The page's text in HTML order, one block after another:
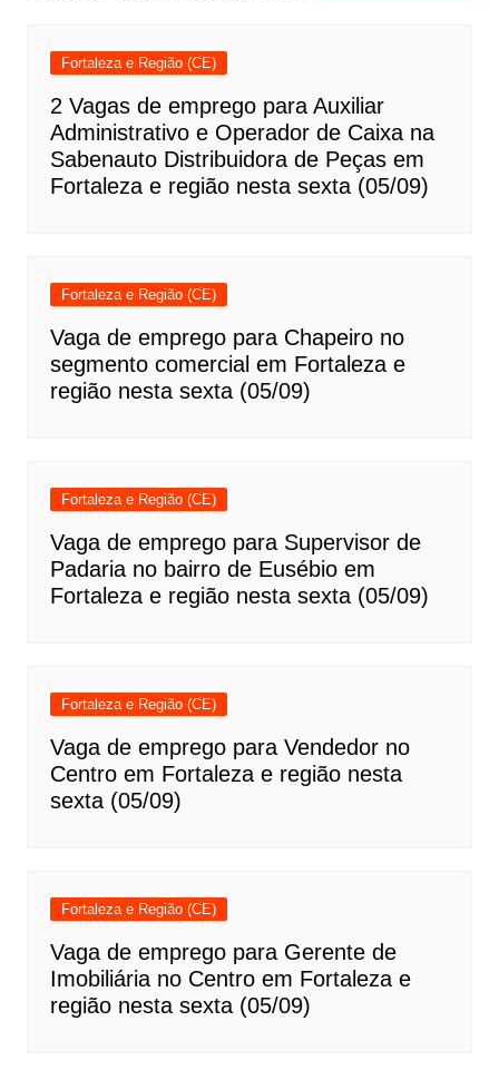
Fortaleza e Região (CE)
2 Vagas de emprego para Auxiliar
Administrativo e Operador de Caixa na
Sabenauto Distribuidora de Peças em
Fortaleza e região nesta sexta (05/09)
Fortaleza e Região (CE)
Vaga de emprego para Chapeiro no
segmento comercial em Fortaleza e
região nesta sexta (05/09)
Fortaleza e Região (CE)
Vaga de emprego para Supervisor de
Padaria no bairro de Eusébio em
Fortaleza e região nesta sexta (05/09)
Fortaleza e Região (CE)
Vaga de emprego para Vendedor no
Centro em Fortaleza e região nesta
sexta (05/09)
Fortaleza e Região (CE)
Vaga de emprego para Gerente de
Imobiliária no Centro em Fortaleza e
região nesta sexta (05/09)